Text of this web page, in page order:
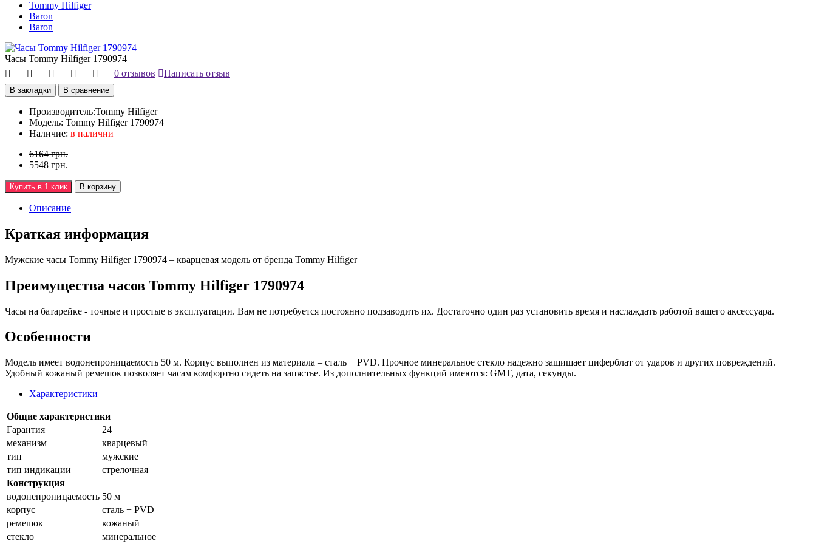
Tommy Hilfiger
Baron
Baron
Часы Tommy Hilfiger 1790974
0 отзывов
Написать отзыв
В закладки В сравнение
Производитель:Tommy Hilfiger
Модель: Tommy Hilfiger 1790974
Наличие: в наличии
6164 грн.
5548 грн.
Купить в 1 клик В корзину
Описание
Краткая информация
Мужские часы Tommy Hilfiger 1790974 – кварцевая модель от бренда Tommy Hilfiger
Преимущества часов Tommy Hilfiger 1790974
Часы на батарейке - точные и простые в эксплуатации. Вам не потребуется постоянно подзаводить их. Достаточно один раз установить время и наслаждать работой вашего аксессуара.
Особенности
Модель имеет водонепроницаемость 50 м. Корпус выполнен из материала – сталь + PVD. Прочное минеральное стекло надежно защищает циферблат от ударов и других повреждений.
Удобный кожаный ремешок позволяет часам комфортно сидеть на запястье. Из дополнительных функций имеются: GMT, дата, секунды.
Характеристики
Общие характеристики
Гарантия
24
механизм
кварцевый
тип
мужские
тип индикации
стрелочная
Конструкция
водонепроницаемость 50 м
корпус
сталь + PVD
ремешок
кожаный
стекло
минеральное